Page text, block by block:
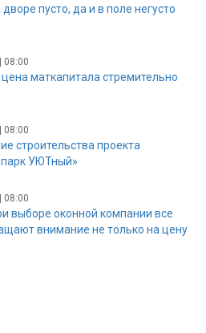
пусто, да и в поле негусто
08:00
маткапитала стремительно
08:00
строительства проекта
УЮТный»
08:00
выборе оконной компании все
внимание не только на цену